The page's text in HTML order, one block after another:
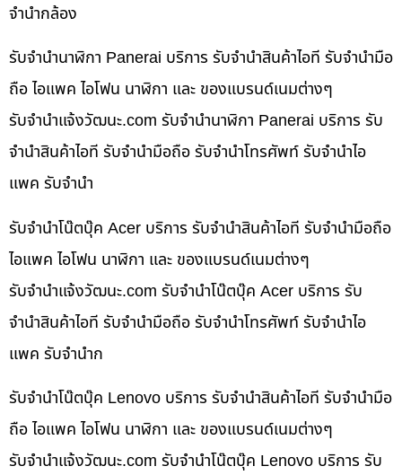
จำนำกล้อง
รับจำนำนาฬิกา Panerai บริการ รับจำนำสินค้าไอที รับจำนำมือ
ถือ ไอแพค ไอโฟน นาฬิกา และ ของแบรนด์เนมต่างๆ
รับจํานําแจ้งวัฒนะ.com รับจำนำนาฬิกา Panerai บริการ รับ
จำนำสินค้าไอที รับจำนำมือถือ รับจำนำโทรศัพท์ รับจำนำไอ
แพค รับจำนำ
รับจำนำโน๊ตบุ๊ค Acer บริการ รับจำนำสินค้าไอที รับจำนำมือถือ
ไอแพค ไอโฟน นาฬิกา และ ของแบรนด์เนมต่างๆ
รับจํานําแจ้งวัฒนะ.com รับจำนำโน๊ตบุ๊ค Acer บริการ รับ
จำนำสินค้าไอที รับจำนำมือถือ รับจำนำโทรศัพท์ รับจำนำไอ
แพค รับจำนำก
รับจำนำโน๊ตบุ๊ค Lenovo บริการ รับจำนำสินค้าไอที รับจำนำมือ
ถือ ไอแพค ไอโฟน นาฬิกา และ ของแบรนด์เนมต่างๆ
รับจํานําแจ้งวัฒนะ.com รับจำนำโน๊ตบุ๊ค Lenovo บริการ รับ